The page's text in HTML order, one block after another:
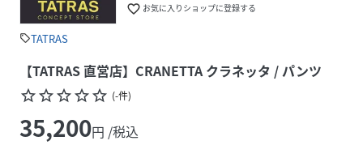
favorite_border お気に入りショップに登録する
sellTATRAS
【TATRAS 直営店】CRANETTA クラネッタ / パンツ
star_borderstar_borderstar_borderstar_borderstar_border (-件)
35,200円 /税込